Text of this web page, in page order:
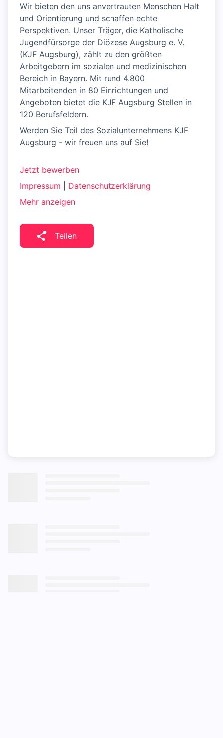
Wir bieten den uns anvertrauten Menschen Halt
und Orientierung und schaffen echte
Perspektiven. Unser Träger, die Katholische
Jugendfürsorge der Diözese Augsburg e. V.
(KJF Augsburg), zählt zu den größten
Arbeitgebern im sozialen und medizinischen
Bereich in Bayern. Mit rund 4.800
Mitarbeitenden in 80 Einrichtungen und
Angeboten bietet die KJF Augsburg Stellen in
120 Berufsfeldern.
Werden Sie Teil des Sozialunternehmens KJF
Augsburg - wir freuen uns auf Sie!
Jetzt bewerben
Impressum
Datenschutzerklärung
Mehr anzeigen
Teilen